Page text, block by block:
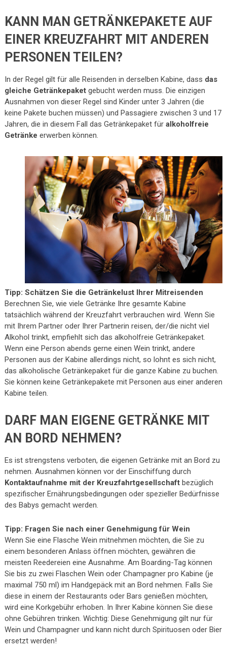
KANN MAN GETRÄNKEPAKETE AUF
EINER KREUZFAHRT MIT ANDEREN
PERSONEN TEILEN?
In der Regel gilt für alle Reisenden in derselben Kabine, dass das
gleiche Getränkepaketgebucht werden muss. Die einzigen
Ausnahmen von dieser Regel sind Kinder unter 3 Jahren (die
keine Pakete buchen müssen) und Passagiere zwischen 3 und 17
Jahren, die in diesem Fall das Getränkepaket für alkoholfreie
Getränke erwerben können.
Tipp: Schätzen Sie die Getränkelust Ihrer Mitreisenden
Berechnen Sie, wie viele Getränke Ihre gesamte Kabine
tatsächlich während der Kreuzfahrt verbrauchen wird. Wenn Sie
mit Ihrem Partner oder Ihrer Partnerin reisen, der/die nicht viel
Alkohol trinkt, empfiehlt sich das alkoholfreie Getränkepaket.
Wenn eine Person abends gerne einen Wein trinkt, andere
Personen aus der Kabine allerdings nicht, so lohnt es sich nicht,
das alkoholische Getränkepaket für die ganze Kabine zu buchen.
Sie können keine Getränkepakete mit Personen aus einer anderen
Kabine teilen.
DARF MAN EIGENE GETRÄNKE MIT
AN BORD NEHMEN?
Es ist strengstens verboten, die eigenen Getränke mit an Bord zu
nehmen. Ausnahmen können vor der Einschiffung durch
Kontaktaufnahme mit der Kreuzfahrtgesellschaftbezüglich
spezifischer Ernährungsbedingungen oder spezieller Bedürfnisse
des Babys gemacht werden.
Tipp: Fragen Sie nach einer Genehmigung für Wein
Wenn Sie eine Flasche Wein mitnehmen möchten, die Sie zu
einem besonderen Anlass öffnen möchten, gewähren die
meisten Reedereien eine Ausnahme. Am Boarding-Tag können
Sie bis zu zwei Flaschen Wein oder Champagner pro Kabine (je
maximal 750 ml) im Handgepäck mit an Bord nehmen. Falls Sie
diese in einem der Restaurants oder Bars genießen möchten,
wird eine Korkgebühr erhoben. In Ihrer Kabine können Sie diese
ohne Gebühren trinken. Wichtig: Diese Genehmigung gilt nur für
Wein und Champagner und kann nicht durch Spirituosen oder Bier
ersetzt werden!